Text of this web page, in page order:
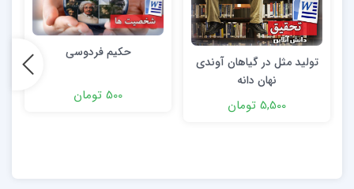
تولید مثل در گیاهان آوندی
نهان دانه
5,500 تومان
حکیم فردوسی
500 تومان